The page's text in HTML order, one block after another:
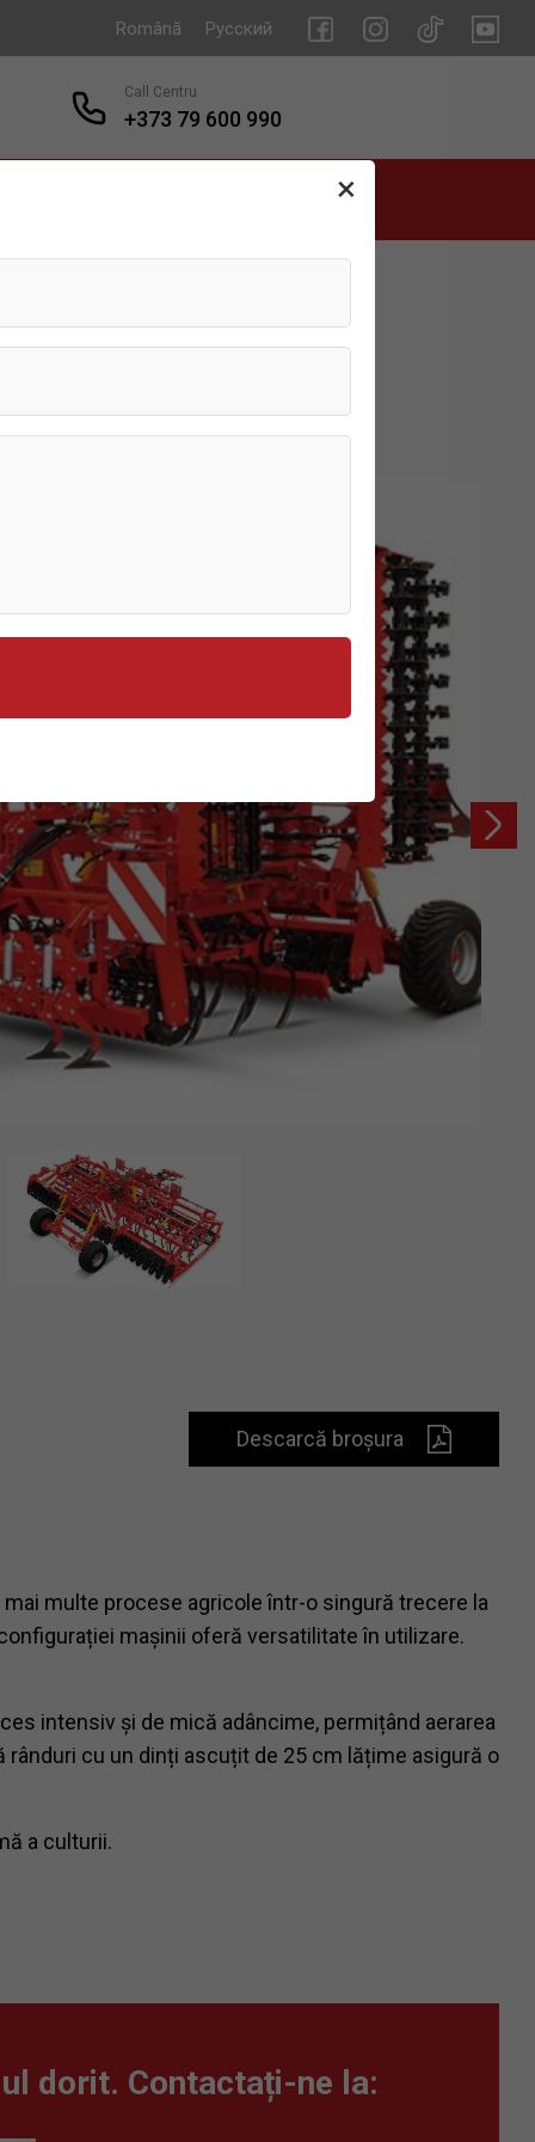
Română Русский
Call Centru
+373 79 600 990
×
Descarcă broșura
multe procese agricole într-o singură trecere la
mașinii oferă versatilitate în utilizare.
intensiv și de mică adâncime, permițând aerarea
cu un dinți ascuțit de 25 cm lățime asigură o
a culturii.
dorit. Contactați-ne la: